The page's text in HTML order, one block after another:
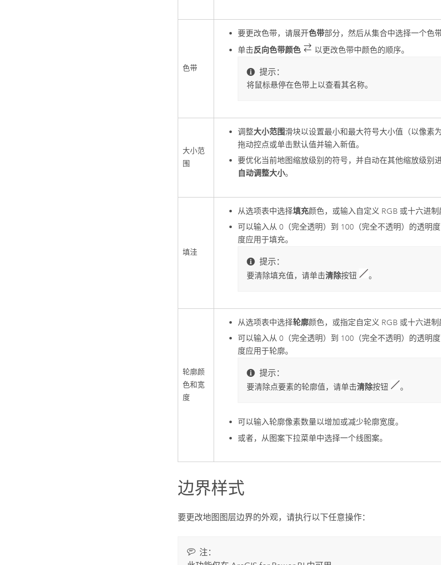
色带
要更改色带，请展开色带部分，然后从集合中选择一个色带
单击反向色带颜色 以更改色带中颜色的顺序。
提示：
将鼠标悬停在色带上以查看其名称。
大小范
围
调整大小范围滑块以设置最小和最大符号大小值（以像素
拖动控点或单击默认值并输入新值。
要优化当前地图缩放级别的符号，并自动在其他缩放级别
自动调整大小。
填洼
从选项表中选择填充颜色，或输入自定义 RGB 或十六进制
可以输入从 0（完全透明）到 100（完全不透明）的透明
度应用于填充。
提示：
要清除填充值，请单击清除按钮 。
轮廓颜
色和宽
度
从选项表中选择轮廓颜色，或指定自定义 RGB 或十六进制
可以输入从 0（完全透明）到 100（完全不透明）的透明
度应用于轮廓。
提示：
要清除点要素的轮廓值，请单击清除按钮 。
可以输入轮廓像素数量以增加或减少轮廓宽度。
或者，从图案下拉菜单中选择一个线图案。
边界样式
要更改地图图层边界的外观，请执行以下任意操作：
注：